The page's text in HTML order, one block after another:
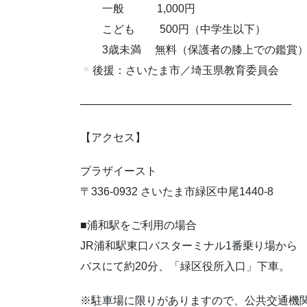
一般 1,000円
こども 500円（中学生以下）
3歳未満 無料（保護者の膝上での鑑賞）
後援：さいたま市／埼玉県教育委員会
────────────────────────────
【アクセス】
プラザイースト
〒336-0932 さいたま市緑区中尾1440-8
■浦和駅をご利用の場合
JR浦和駅東口バスターミナル1番乗り場から
バスにて約20分、「緑区役所入口」下車。
※駐車場に限りがありますので、公共交通機